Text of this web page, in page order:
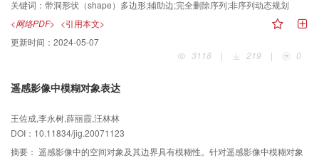
交的边的方法，将带洞形状多边形转化成不带洞的简单多边形，运用受限
Delaunay三角剖分法（CDT）剖分多边形，得到关于带洞形状多边形的完全删
除序列，运用非序列动态规划实现可变形带洞形状检测。实验结果表明，与其
他相关方法相比，本文方法能够较有效地检测带洞形状目标。
关键词： 带洞形状（shape）多边形;辅助边;完全删除序列;非序列动态规划
<网络PDF> <引用本文>
更新时间： 2024-05-07
3118
| 219 | 0
遥感影像中模糊对象表达
王佐成,李永树,薛丽霞,汪林林
DOI：10.11834/jig.20071123
摘要： 遥感影像中的空间对象及其边界具有模糊性。针对遥感影像中模糊对象